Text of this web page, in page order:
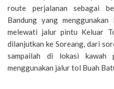
route perjalanan sebagai
Bandung yang
melewati jalur pintu Keluar
dilanjutkan ke Soreang, dari
sampailah di lokasi
menggunakan jalur tol Buah